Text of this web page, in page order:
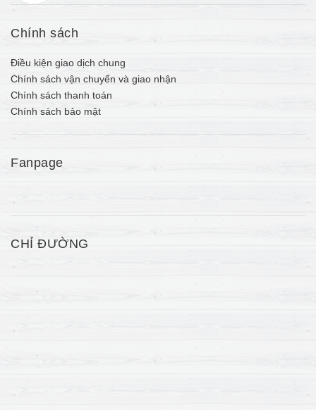
Chính sách
Điều kiện giao dịch chung
Chính sách vận chuyển và giao nhận
Chính sách thanh toán
Chính sách bảo mật
Fanpage
CHỈ ĐƯỜNG